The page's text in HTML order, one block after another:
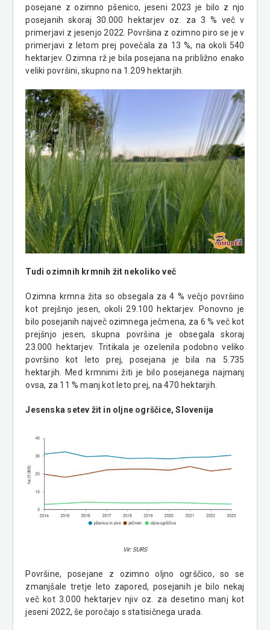
posejane z ozimno pšenico, jeseni 2023 je bilo z njo
posejanih skoraj 30.000 hektarjev oz. za 3 % več v
primerjavi z jesenjo 2022. Površina z ozimno piro se je v
primerjavi z letom prej povečala za 13 %, na okoli 540
hektarjev. Ozimna rž je bila posejana na približno enako
veliki površini, skupno na 1.209 hektarjih.
Tudi ozimnih krmnih žit nekoliko več
Ozimna krmna žita so obsegala za 4 % večjo površino
kot prejšnjo jesen, okoli 29.100 hektarjev. Ponovno je
bilo posejanih največ ozimnega ječmena, za 6 % več kot
prejšnjo jesen, skupna površina je obsegala skoraj
23.000 hektarjev. Tritikala je ozelenila podobno veliko
površino kot leto prej, posejana je bila na 5.735
hektarjih. Med krmnimi žiti je bilo posejanega najmanj
ovsa, za 11 % manj kot leto prej, na 470 hektarjih.
Jesenska setev žit in oljne ogrščice, Slovenija
Vir: SURS
Površine, posejane z ozimno oljno ogrščico, so se
zmanjšale tretje leto zapored, posejanih je bilo nekaj
več kot 3.000 hektarjev njiv oz. za desetino manj kot
jeseni 2022, še poročajo s statisičnega urada.